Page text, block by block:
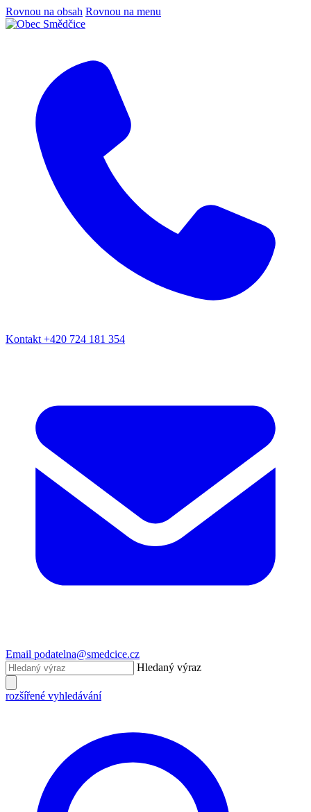
Rovnou na obsah Rovnou na menu
Kontakt +420 724 181 354
Email podatelna@smedcice.cz
Hledaný výraz
rozšířené vyhledávání